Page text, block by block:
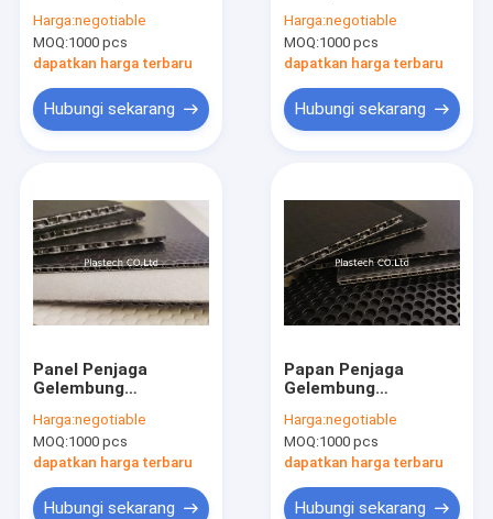
Produk
Video
Tentang kami
Permintaan Penawaran
Woven
Harga:negotiable
MOQ:1000 pcs
dapatkan harga terbaru
Hubungi sekarang
V1 V2
Harga:negotiable
MOQ:1000 pcs
dapatkan harga terbaru
Hubungi sekarang
Panel Penjaga
Gelembung
Merasa Laminasi
Kain Bukan Tenunan
FR
Harga:negotiable
MOQ:1000 pcs
dapatkan harga terbaru
Hubungi sekarang
Papan Penjaga
Gelembung
Non Woven Abu-abu
Harga:negotiable
MOQ:1000 pcs
dapatkan harga terbaru
Hubungi sekarang